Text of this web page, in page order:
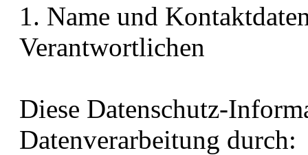
1. Name und
Verantwortlichen
Diese Datenschutz-
Datenverarbeitung durch: